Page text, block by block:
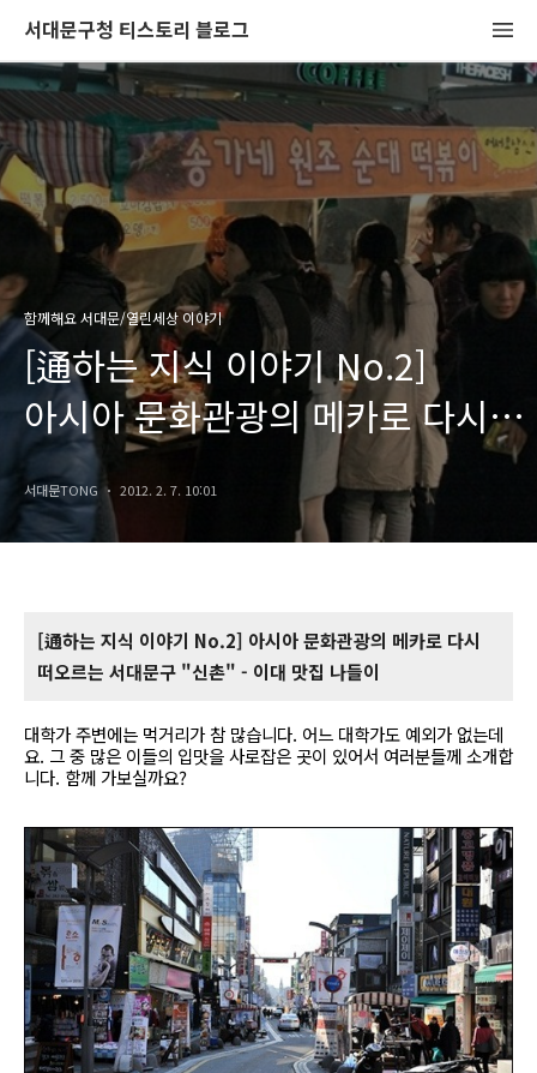
서대문구청 티스토리 블로그
함께해요 서대문/열린세상 이야기
[通하는 지식 이야기 No.2]
아시아 문화관광의 메카로 다시
떠오르는 서대문구 "신촌" - 이대
맛집 나들이
서대문TONG 2012. 2. 7. 10:01
[通하는 지식 이야기 No.2] 아시아 문화관광의 메카로 다시
떠오르는 서대문구 "신촌" - 이대 맛집 나들이
대학가 주변에는 먹거리가 참 많습니다. 어느 대학가도 예외가 없는데
요. 그 중 많은 이들의 입맛을 사로잡은 곳이 있어서 여러분들께 소개합
니다. 함께 가보실까요?